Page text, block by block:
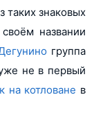
таких знаковых
названии
группа
не в первый
на котловане в